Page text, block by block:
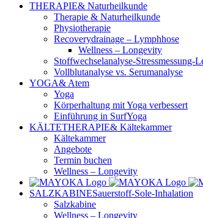
THERAPIE& Naturheilkunde
Therapie & Naturheilkunde
Physiotherapie
Recoverydrainage – Lymphhose
Wellness – Longevity
Stoffwechselanalyse-Stressmessung-
Vollblutanalyse vs. Serumanalyse
YOGA& Atem
Yoga
Körperhaltung mit Yoga verbessert
Einführung in SurfYoga
KÄLTETHERAPIE& Kältekammer
Kältekammer
Angebote
Termin buchen
Wellness – Longevity
SALZKABINESauerstoff-Sole-Inhalation
Salzkabine
Wellness – Longevity